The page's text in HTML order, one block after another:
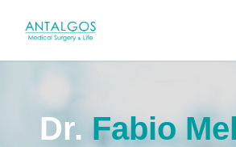
Dr.Fabio